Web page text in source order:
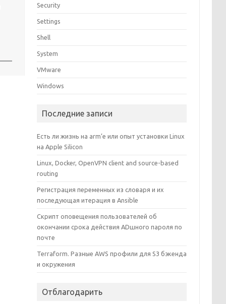
Security
Settings
Shell
System
VMware
Windows
Последние записи
Есть ли жизнь на arm’е или опыт установки Linux
на Apple Silicon
Linux, Docker, OpenVPN client and source-based
routing
Регистрация переменных из словаря и их
последующая итерация в Ansible
Скрипт оповещения пользователей об
окончании срока действия ADшного пароля по
почте
Terraform. Разные AWS профили для S3 бэкенда
и окружения
Отблагодарить